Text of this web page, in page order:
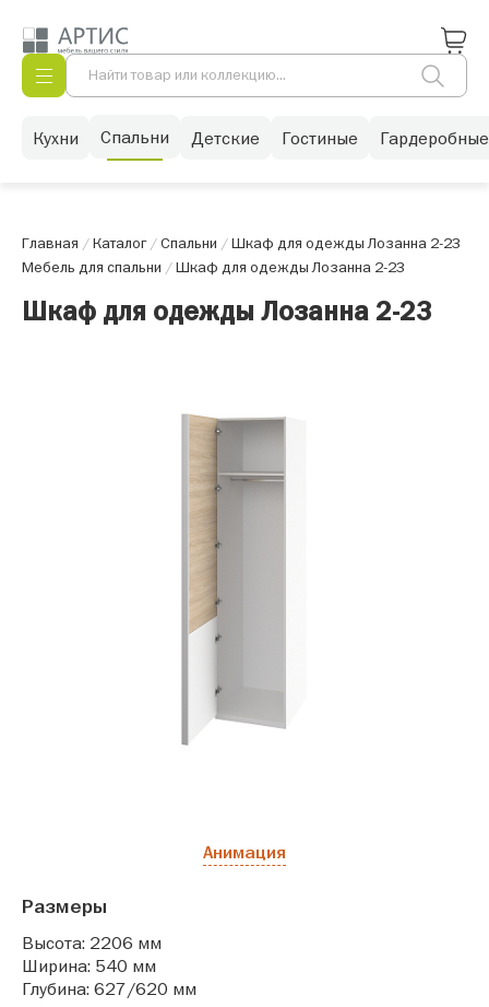
Кухни Спальни Детские Гостиные Гардеробные
Главная /Каталог/Спальни /Шкаф для одежды Лозанна 2-23
Мебель для спальни /Шкаф для одежды Лозанна 2-23
Шкаф для одежды Лозанна 2-23
Анимация
Размеры
Высота: 2206 мм
Ширина: 540 мм
Глубина: 627/620 мм